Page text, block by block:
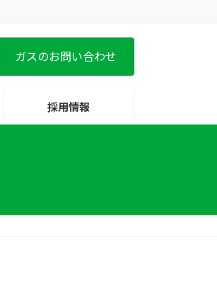
ガスのお問い合わせ
採用情報